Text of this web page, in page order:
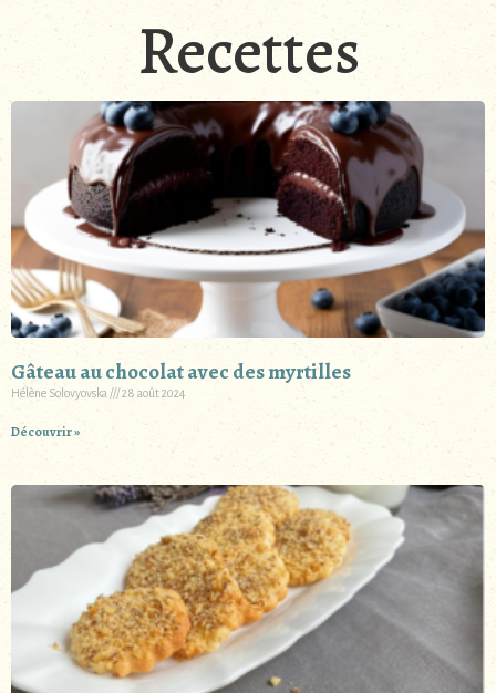
Recettes
Gâteau au chocolat avec des myrtilles
Hélène Solovyovska 28 août 2024
Découvrir »